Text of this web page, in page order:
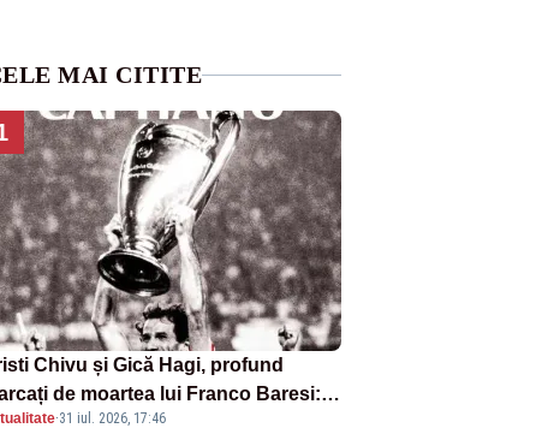
MAI CITITE
Chivu și Gică Hagi, profund
de moartea lui Franco Baresi:
legendă a fotbalului mondial”
·31 iul. 2026, 17:46